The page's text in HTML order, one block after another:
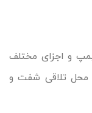
و اجزای مختلف
تلاقی شفت و